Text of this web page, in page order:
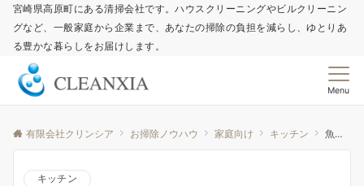
宮崎県高原町にある清掃会社です。ハウスクリーニングやビルクリーニン
グなど、一般家庭から企業まで、あなたの掃除の負担を減らし、ゆとりあ
る豊かな暮らしをお届けします。
Menu
有限会社クリンシア お掃除ノウハウ 家庭向け キッチン 魚焼きグリルの掃除にオススメな洗剤はどれ？水ですすぐ手間いらずの庫内をきれいにする方法
キッチン